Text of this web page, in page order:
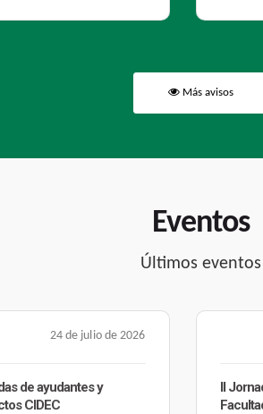
Más avisos
Eventos
Últimos eventos
22 de julio de 2026
de extensión de
de Veterinaria